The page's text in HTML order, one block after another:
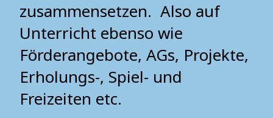
zusammensetzen. Also auf
Unterricht ebenso wie
Förderangebote, AGs, Projekte,
Erholungs-, Spiel- und
Freizeiten etc.